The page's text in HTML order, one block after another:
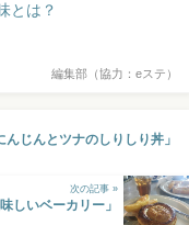
とは？
編集部（協力：eステ）
じんとツナのしりしり丼」
次の記事 »
しいベーカリー」